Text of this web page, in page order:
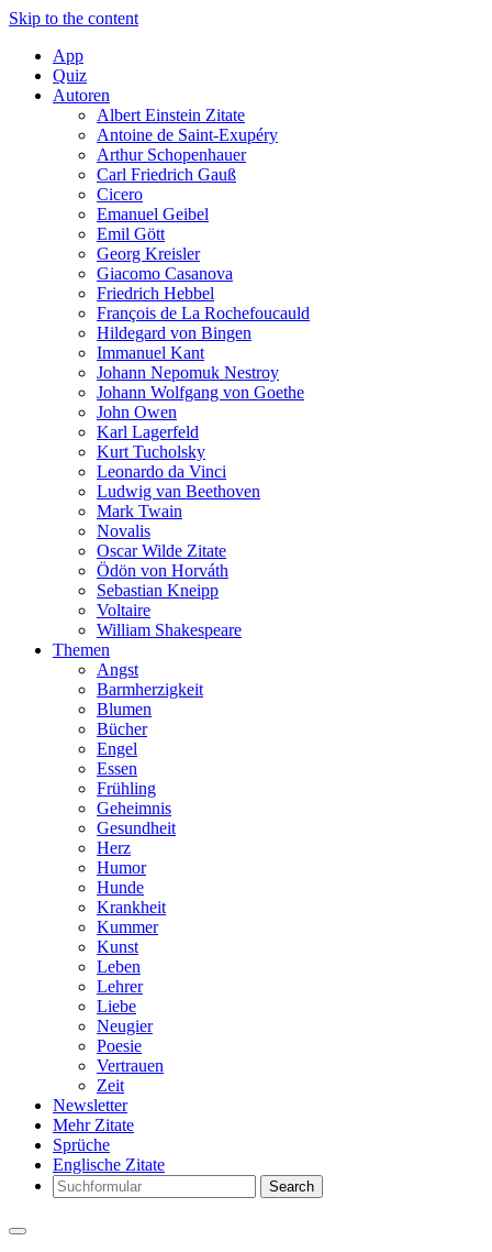
Skip to the content
App
Quiz
Autoren
Albert Einstein Zitate
Antoine de Saint-Exupéry
Arthur Schopenhauer
Carl Friedrich Gauß
Cicero
Emanuel Geibel
Emil Gött
Georg Kreisler
Giacomo Casanova
Friedrich Hebbel
François de La Rochefoucauld
Hildegard von Bingen
Immanuel Kant
Johann Nepomuk Nestroy
Johann Wolfgang von Goethe
John Owen
Karl Lagerfeld
Kurt Tucholsky
Leonardo da Vinci
Ludwig van Beethoven
Mark Twain
Novalis
Oscar Wilde Zitate
Ödön von Horváth
Sebastian Kneipp
Voltaire
William Shakespeare
Themen
Angst
Barmherzigkeit
Blumen
Bücher
Engel
Essen
Frühling
Geheimnis
Gesundheit
Herz
Humor
Hunde
Krankheit
Kummer
Kunst
Leben
Lehrer
Liebe
Neugier
Poesie
Vertrauen
Zeit
Newsletter
Mehr Zitate
Sprüche
Englische Zitate
Search